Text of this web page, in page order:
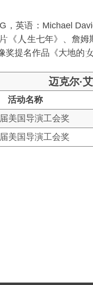
，英语：Michael
《
生七年》、詹姆
奖提名作品《大地的
迈克尔·
活动名称
美国导演工会奖
美国导演工会奖